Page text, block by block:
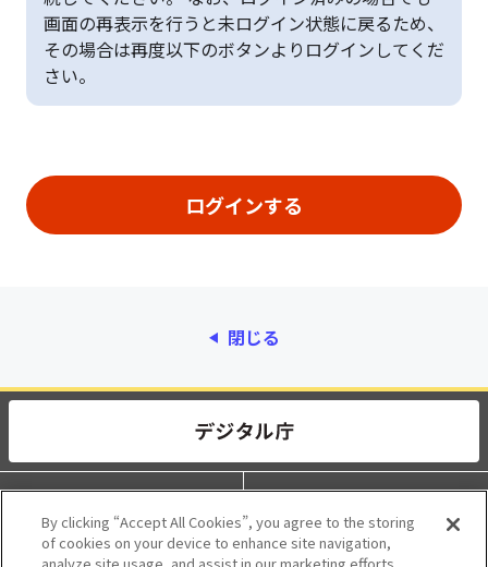
画面の再表示を行うと未ログイン状態に戻るため、
その場合は再度以下のボタンよりログインしてくだ
さい。
閉じる
動作環境 個人情報保護
利用規約 アクセシビリティ
By clicking “Accept All Cookies”, you agree to the storing
of cookies on your device to enhance site navigation,